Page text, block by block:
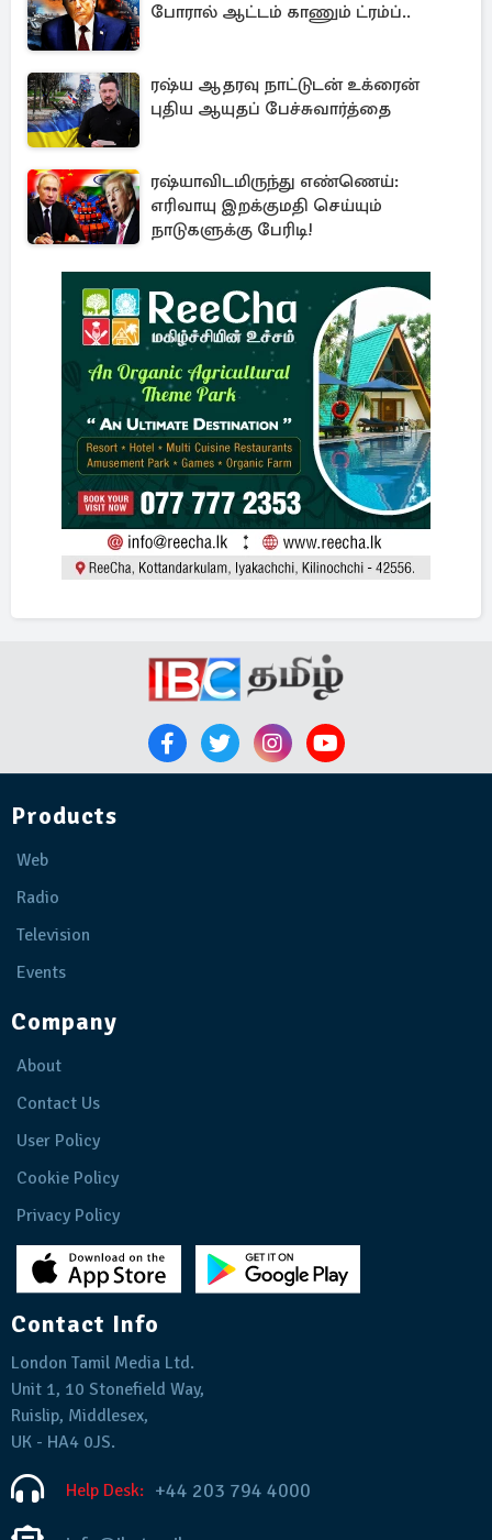
போரால் ஆட்டம் காணும் ட்ரம்ப்..
ரஷ்ய ஆதரவு நாட்டுடன் உக்ரைன்
புதிய ஆயுதப் பேச்சுவார்த்தை
ரஷ்யாவிடமிருந்து எண்ணெய்:
எரிவாயு இறக்குமதி செய்யும்
நாடுகளுக்கு பேரிடி!
Products
Web
Radio
Television
Events
Company
About
Contact Us
User Policy
Cookie Policy
Privacy Policy
Contact Info
London Tamil Media Ltd.
Unit 1, 10 Stonefield Way,
Ruislip, Middlesex,
UK - HA4 0JS.
Help Desk: +44 203 794 4000